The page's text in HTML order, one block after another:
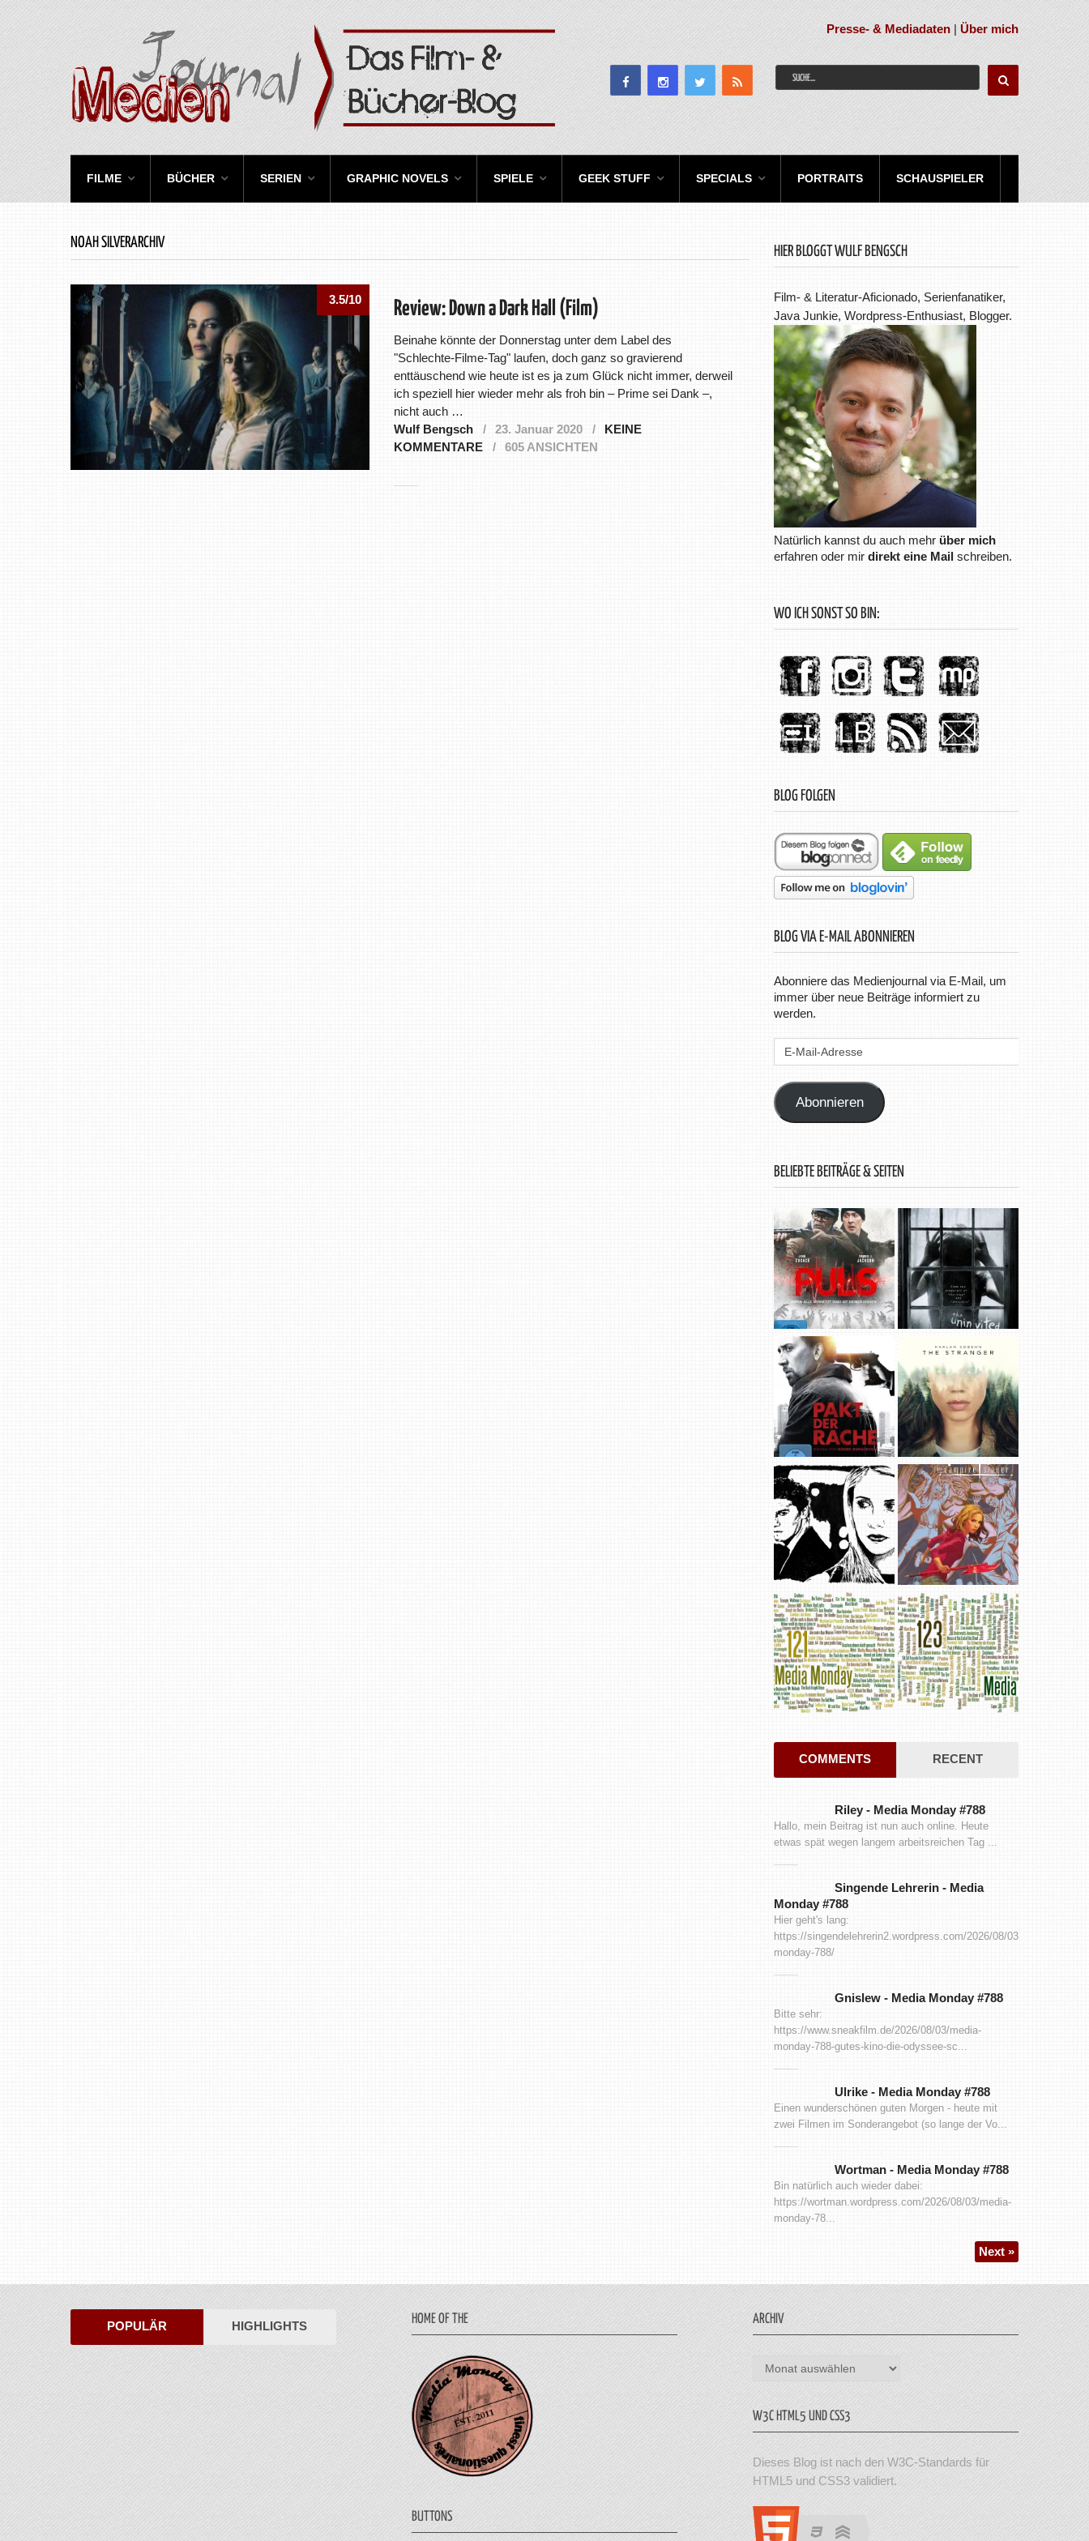
Presse- & Mediadaten |Über mich
FILME BÜCHER SERIEN GRAPHIC NOVELS SPIELE GEEK STUFF SPECIALS PORTRAITS SCHAUSPIELER
NOAH SILVERARCHIV
3.5/10 Review: Down a Dark Hall (Film)
Beinahe könnte der Donnerstag unter dem Label des
"Schlechte-Filme-Tag" laufen, doch ganz so gravierend
enttäuschend wie heute ist es ja zum Glück nicht immer, derweil
ich speziell hier wieder mehr als froh bin – Prime sei Dank –,
nicht auch …
Wulf Bengsch
23. Januar 2020
KEINE
KOMMENTARE
605 ANSICHTEN
HIER BLOGGT WULF BENGSCH
Film- & Literatur-Aficionado, Serienfanatiker,
Java Junkie, Wordpress-Enthusiast, Blogger.
Natürlich kannst du auch mehr über mich
erfahren oder mirdirekt eine Mail schreiben.
WO ICH SONST SO BIN:
BLOG FOLGEN
BLOG VIA E-MAIL ABONNIEREN
Abonniere das Medienjournal via E-Mail, um
immer über neue Beiträge informiert zu
werden.
E-
Abonnieren
BELIEBTE BEITRÄGE & SEITEN
COMMENTS RECENT
Riley- Media Monday #788
Hallo, mein Beitrag ist nun auch online. Heute
etwas spät wegen langem arbeitsreichen Tag ...
Singende Lehrerin- Media
Monday #788
Hier geht's lang:
https://singendelehrerin2.wordpress.com/2026/08/03/media-
monday-788/
Gnislew- Media Monday #788
Bitte sehr:
https://www.sneakfilm.de/2026/08/03/media-
monday-788-gutes-kino-die-odyssee-sc...
Ulrike- Media Monday #788
Einen wunderschönen guten Morgen - heute mit
zwei Filmen im Sonderangebot (so lange der Vo...
Wortman- Media Monday #788
Bin natürlich auch wieder dabei:
https://wortman.wordpress.com/2026/08/03/media-
monday-78...
Next »
POPULÄR HIGHLIGHTS HOME OF THE
BUTTONS
ARCHIV
Archiv
W3C HTML5 UND CSS3
Dieses Blog ist nach den W3C-Standards für
HTML5 und CSS3 validiert.